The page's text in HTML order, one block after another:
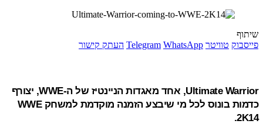
טוויטר Telegram WhatsApp העתק קישור
Ultimate Warrior, אחד מאגדות הניינטיז של ה-WWE, יצורף
כדמות בונוס לכל מי שיבצע הזמנה מוקדמת למשחק WWE